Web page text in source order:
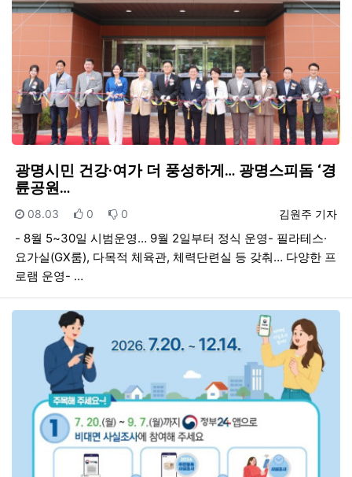
광명시민 건강·여가 더 풍성하게… 광명스피돔 ‘경
륜공원…
등록자
김원주 기자
등록일
08.03 추천
0 비추천
0
- 8월 5~30일 시범운영… 9월 2일부터 정식 운영- 필라테스·
요가실(GX룸), 다목적 체육관, 체력단련실 등 갖춰… 다양한 프
로램 운영- …